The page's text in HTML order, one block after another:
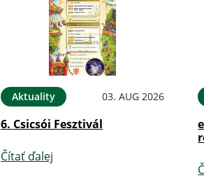
Aktuality 03. AUG 2026
6. Csicsói Fesztivál
Čítať ďalej